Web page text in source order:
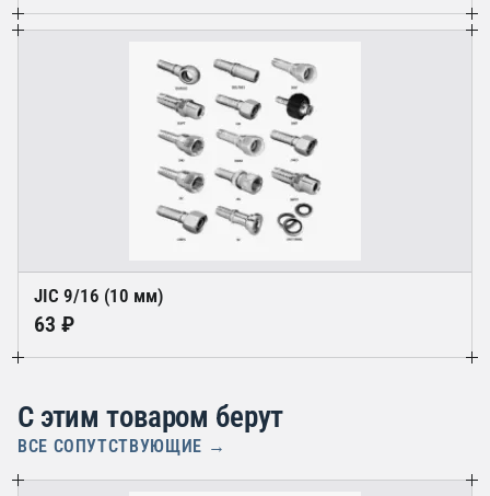
JIC 9/16 (10 мм)
63 ₽
С этим товаром берут
ВСЕ СОПУТСТВУЮЩИЕ →